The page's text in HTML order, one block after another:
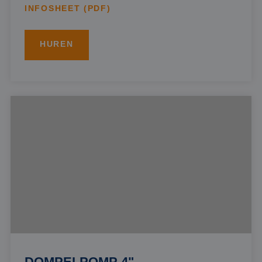
INFOSHEET (PDF)
HUREN